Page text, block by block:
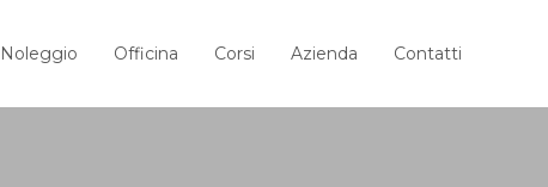
Noleggio Officina Corsi Azienda Contatti